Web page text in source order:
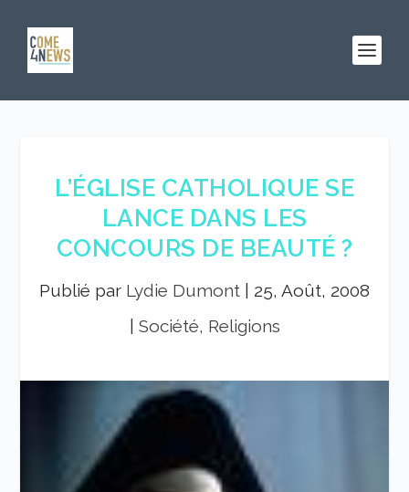
L’ÉGLISE CATHOLIQUE SE
LANCE DANS LES
CONCOURS DE BEAUTÉ ?
Publié par Lydie Dumont
25, Août, 2008
Société, Religions